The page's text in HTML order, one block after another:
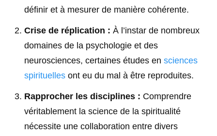
définir et à mesurer de manière cohérente.
Crise de réplication : À l’instar de nombreux
domaines de la psychologie et des
neurosciences, certaines études en sciences
spirituelles ont eu du mal à être reproduites.
Rapprocher les disciplines : Comprendre
véritablement la science de la spiritualité
nécessite une collaboration entre divers